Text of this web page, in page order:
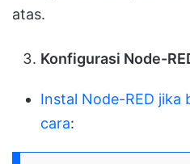
atas.
Konfigurasi Node-
Instal Node-RED jika
cara: